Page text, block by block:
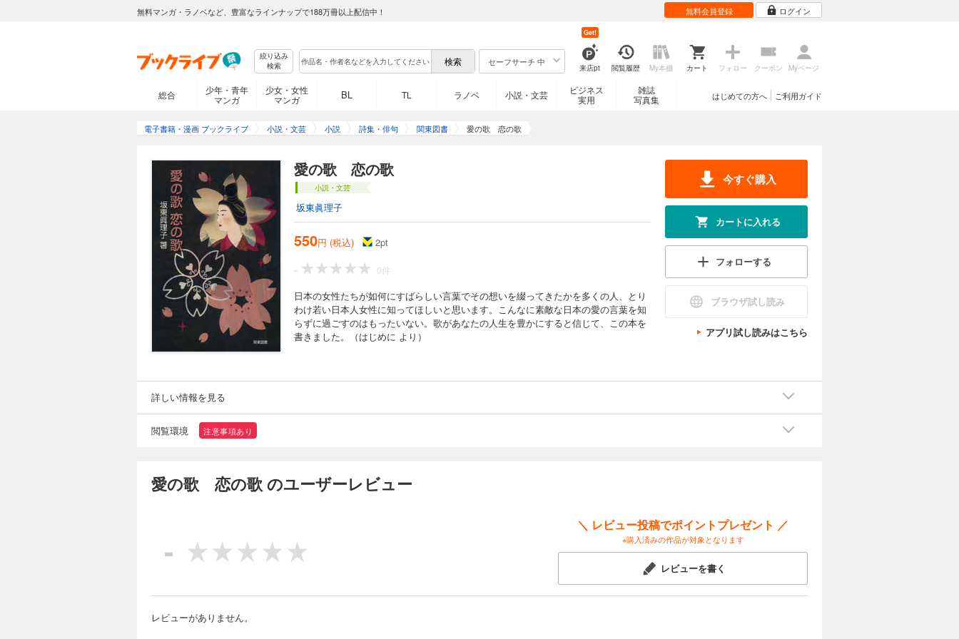
無料マンガ・ラノベなど、豊富なラインナップで188万冊以上配信中！ 無料会員登録 ログイン
絞り込み
検索
セーフサーチ 中
来店pt
Get!
閲覧履歴 My本棚 カート フォロー クーポン Myページ
総合
少年・青年
マンガ
少女・女性
マンガ
BL TL ラノベ 小説・文芸
ビジネス
実用
雑誌
写真集
ご利用ガイド
はじめての方へ
電子書籍・漫画 ブックライブ 小説・文芸 小説 詩集・俳句 関東図書 愛の歌 恋の歌
愛の歌 恋の歌
小説・文芸
坂東眞理子
550円 (税込) 2pt
-
0件
日本の女性たちが如何にすばらしい言葉でその想いを綴ってきたかを多くの人、とり
わけ若い日本人女性に知ってほしいと思います。こんなに素敵な日本の愛の言葉を知
らずに過ごすのはもったいない。歌があなたの人生を豊かにすると信じて、この本を
書きました。（はじめに より）
今すぐ購入
カートに入れる
フォローする
ブラウザ試し読み
アプリ試し読みはこちら
詳しい情報を見る
閲覧環境 注意事項あり
愛の歌 恋の歌 のユーザーレビュー
-
＼ レビュー投稿でポイントプレゼント ／
※購入済みの作品が対象となります
レビューを書く
レビューがありません。